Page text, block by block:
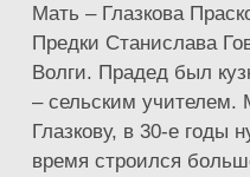
Мать – Глазкова
Предки Станислава
Волги. Прадед был
– сельским
Глазкову, в 30-е годы
время строился